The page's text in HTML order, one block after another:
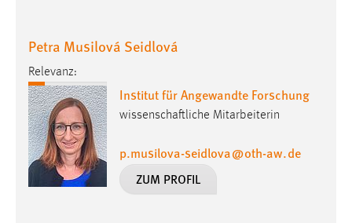
Petra Musilová Seidlová
Relevanz:
Institut für Angewandte Forschung
wissenschaftliche Mitarbeiterin
p.musilova-seidlova@oth-aw.de
ZUM PROFIL